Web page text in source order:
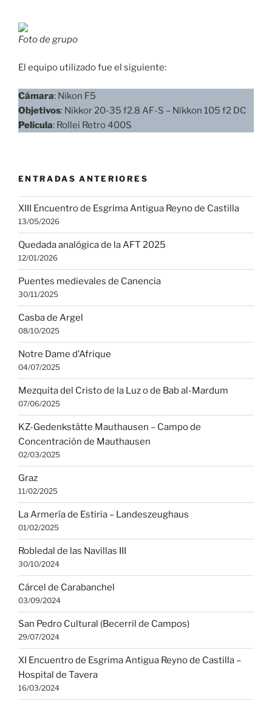
Foto de grupo
El equipo utilizado fue el siguiente:
Cámara: Nikon F5
Objetivos: Nikkor 20-35 f2.8 AF-S – Nikkon 105 f2 DC
Película: Rollei Retro 400S
ENTRADAS ANTERIORES
XIII Encuentro de Esgrima Antigua Reyno de Castilla
13/05/2026
Quedada analógica de la AFT 2025
12/01/2026
Puentes medievales de Canencia
30/11/2025
Casba de Argel
08/10/2025
Notre Dame d’Afrique
04/07/2025
Mezquita del Cristo de la Luz o de Bab al-Mardum
07/06/2025
KZ-Gedenkstätte Mauthausen – Campo de
Concentración de Mauthausen
02/03/2025
Graz
11/02/2025
La Armería de Estiria – Landeszeughaus
01/02/2025
Robledal de las Navillas III
30/10/2024
Cárcel de Carabanchel
03/09/2024
San Pedro Cultural (Becerril de Campos)
29/07/2024
XI Encuentro de Esgrima Antigua Reyno de Castilla –
Hospital de Tavera
16/03/2024